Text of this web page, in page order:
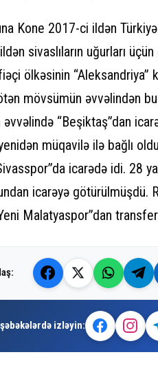
Kone 2017-ci ildən
sivaslıların uğurları üçün
ölkəsinin “Aleksandriya”
mövsümün əvvəlindən
“Beşiktaş”dan
müqavilə ilə bağlı
icarədə idi. 28
icarəyə götürülmüşdü.
Malatyaspor”dan
izləyin: